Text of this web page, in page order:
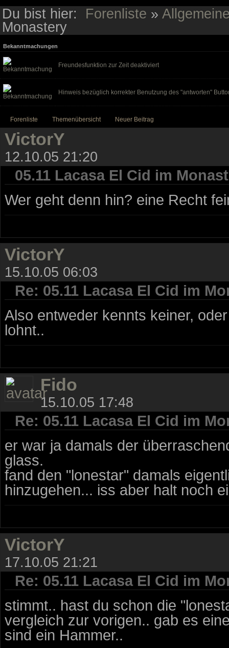
Du bist hier: Forenliste »
Monastery
Bekanntmachungen
Freundesfunktion zur Zeit deaktiviert
Hinweis bezüglich korrekter Benutzung des "antworten"
Forenliste Themenübersicht Neuer Beitrag
VictorY
12.10.05 21:20
05.11 Lacasa El Cid im
Wer geht denn hin? eine Recht
VictorY
15.10.05 06:03
Re: 05.11 Lacasa El Cid im
Also entweder kennts keiner,
lohnt..
Fido
15.10.05 17:48
Re: 05.11 Lacasa El Cid im
er war ja damals der
glass.
fand den "lonestar" damals
hinzugehen... iss aber halt noch
VictorY
17.10.05 21:21
Re: 05.11 Lacasa El Cid im
stimmt.. hast du schon die
vergleich zur vorigen.. gab es
sind ein Hammer..